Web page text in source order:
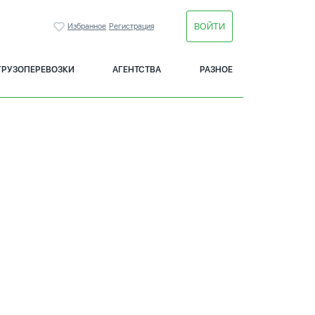
Избранное Регистрация ВОЙТИ
АГЕНТСТВА РАЗНОЕ